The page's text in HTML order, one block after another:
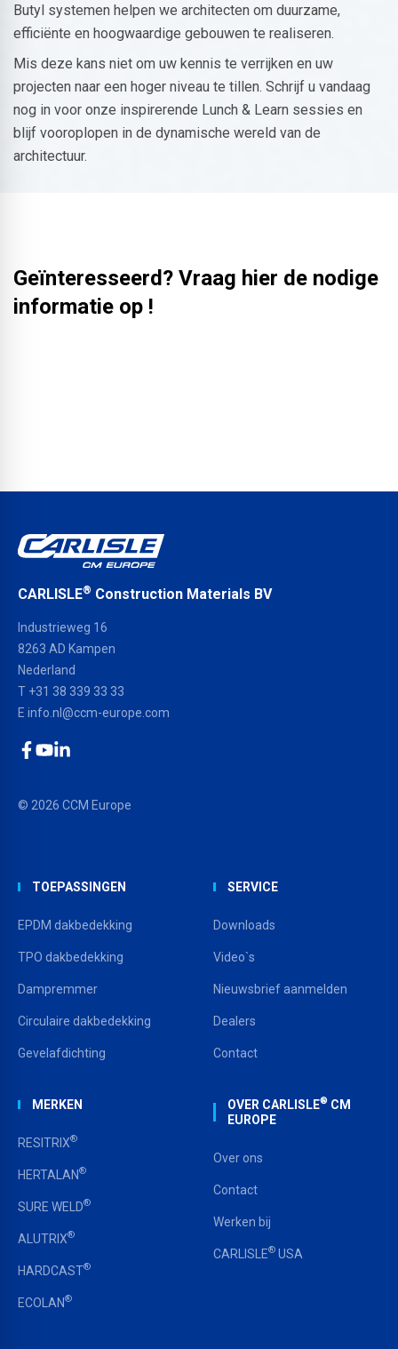
Butyl systemen helpen we architecten om duurzame,
efficiënte en hoogwaardige gebouwen te realiseren.
Mis deze kans niet om uw kennis te verrijken en uw
projecten naar een hoger niveau te tillen. Schrijf u vandaag
nog in voor onze inspirerende Lunch & Learn sessies en
blijf vooroplopen in de dynamische wereld van de
architectuur.
Geïnteresseerd? Vraag hier de nodige
informatie op !
CARLISLE® Construction Materials BV
Industrieweg 16
8263 AD Kampen
Nederland
T +31 38 339 33 33
E info.nl@ccm-europe.com
© 2026 CCM Europe
TOEPASSINGEN
EPDM dakbedekking
TPO dakbedekking
Dampremmer
Circulaire dakbedekking
Gevelafdichting
SERVICE
Downloads
Video`s
Nieuwsbrief aanmelden
Dealers
Contact
MERKEN
RESITRIX®
HERTALAN®
SURE WELD®
ALUTRIX®
HARDCAST®
ECOLAN®
OVER CARLISLE® CM
EUROPE
Over ons
Contact
Werken bij
CARLISLE® USA